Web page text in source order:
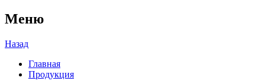
Меню
Назад
Главная
Продукция